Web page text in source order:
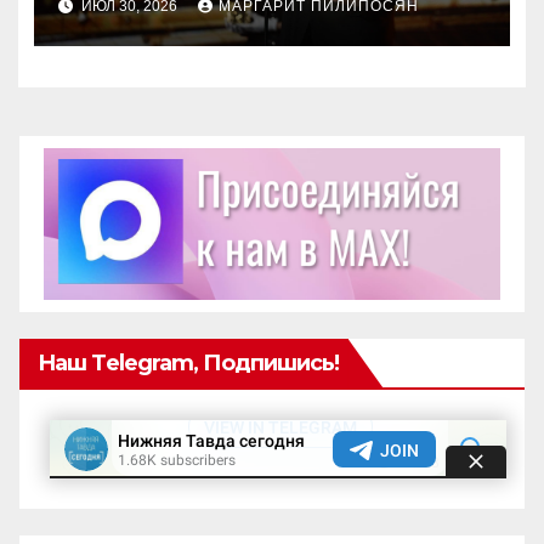
ИЮЛ 30, 2026 МАРГАРИТ ПИЛИПОСЯН
Наш Telegram, Подпишись!